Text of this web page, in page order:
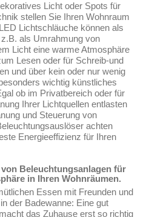
Licht oder Spots für
stellen Sie Ihren Wohnraum
Lichtschläuche können als
als Umrahmung von
Licht eine warme Atmosphäre
Lesen oder für Schreib-und
und über kein oder nur wenig
wichtig künstliches
ob im Privatbereich oder für
Ihrer Lichtquellen entlasten
und Steuerung von
achten
Energieeffizienz für Ihren
Beleuchtungsanlagen für
in Ihren Wohnräumen.
Essen mit Freunden und
der Badewanne: Eine gut
das Zuhause erst so richtig